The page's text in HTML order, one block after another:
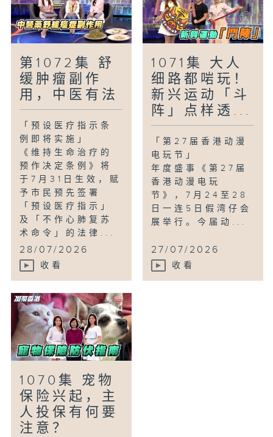
第1072集 舒
缓肿瘤副作
用，中医有法
「预设医疗指示条
例即将实施」
《维持生命治疗的
预作决定条例》将
于7月31日生效，赋
予市民预先签署
「预设医疗指示」
及「不作心肺复苏
术命令」的法律...
28/07/2026
收看
1071集 大人
细路都啱玩！
新兴运动「斗
阵」点样透...
「第27届香港动漫
电玩节」
年度盛事《第27届
香港动漫电玩
节》，7月24至28
日一连5日假湾仔会
展举行。今届动...
27/07/2026
收看
1070集 宠物
保险兴起，主
人投保有何要
注意？